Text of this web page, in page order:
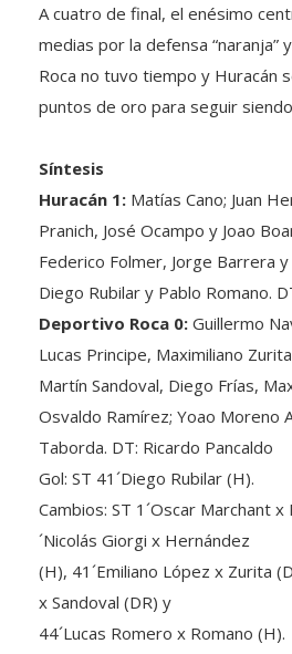
A cuatro de final, el enésimo
medias por la defensa “naranja”
Roca no tuvo tiempo y Huracán
puntos de oro para seguir
Síntesis
Huracán 1: Matías Cano; Juan
Pranich, José Ocampo y Joao
Federico Folmer, Jorge Barrera y
Diego Rubilar y Pablo Romano.
Deportivo Roca 0: Guillermo
Lucas Principe, Maximiliano
Martín Sandoval, Diego Frías,
Osvaldo Ramírez; Yoao Moreno
Taborda. DT: Ricardo Pancaldo
Gol: ST 41´Diego Rubilar (H).
Cambios: ST 1´Oscar Marchant
´Nicolás Giorgi x Hernández
(H), 41´Emiliano López x Zurita
x Sandoval (DR) y
44´Lucas Romero x Romano (H).